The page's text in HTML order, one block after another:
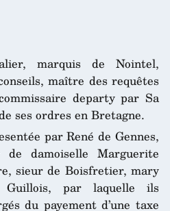
marquis de Nointel,
maître des requêtes
departy par Sa
ses ordres en Bretagne.
par René de Gennes,
damoiselle Marguerite
sieur de Boisfretier, mary
Guillois, par laquelle ils
du payement d’une taxe